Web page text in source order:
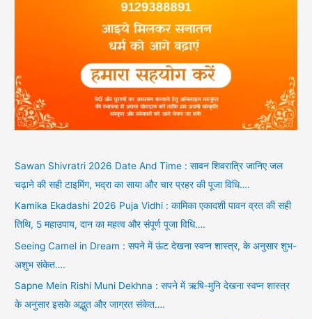
Sawan Shivratri 2026 Date And Time : सावन शिवरात्रि जानिए जल
चढ़ाने की सही टाइमिंग, भद्रा का साया और चार प्रहर की पूजा विधि….
Kamika Ekadashi 2026 Puja Vidhi : कामिका एकादशी पावन व्रत की सही
तिथि, 5 महाउपाय, दान का महत्व और संपूर्ण पूजा विधि….
Seeing Camel in Dream : सपने में ऊंट देखना स्वप्न शास्त्र, के अनुसार शुभ-
अशुभ संकेत….
Sapne Mein Rishi Muni Dekhna : सपने में ऋषि-मुनि देखना स्वप्न शास्त्र
के अनुसार इसके अद्भुत और जाग्रत संकेत….